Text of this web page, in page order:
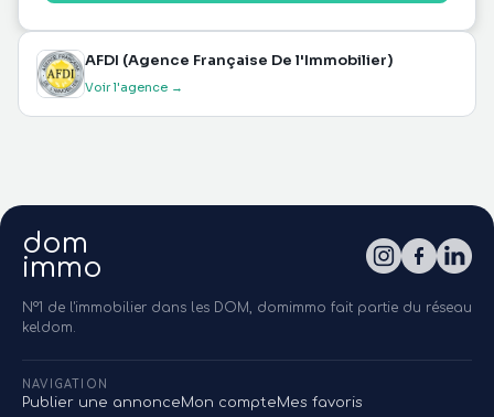
AFDI (Agence Française De l'Immobilier)
Voir l'agence →
dom
immo
N°1 de l'immobilier dans les DOM, domimmo fait partie du réseau
keldom.
NAVIGATION
Publier une annonceMon compteMes favoris